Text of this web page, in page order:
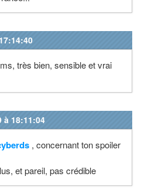
très bien, sensible et vrai
à 18:11:04
, concernant ton spoiler
et pareil, pas crédible